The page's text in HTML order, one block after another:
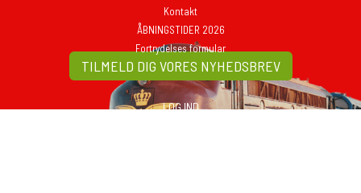
Kontakt
ÅBNINGSTIDER 2026
Fortrydelses formular
TILMELD DIG VORES NYHEDSBREV
LOG IND